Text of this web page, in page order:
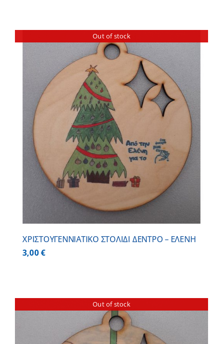
Out of stock
ΧΡΙΣΤΟΥΓΕΝΝΙΑΤΙΚΟ ΣΤΟΛΙΔΙ ΔΕΝΤΡΟ – ΕΛΕΝΗ
3,00€
Out of stock